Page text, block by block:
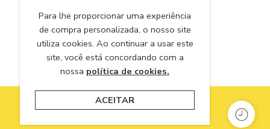
Para lhe proporcionar uma experiência
de compra personalizada, o nosso site
utiliza cookies. Ao continuar a usar este
site, você está concordando com a
nossa política de cookies.
ACEITAR